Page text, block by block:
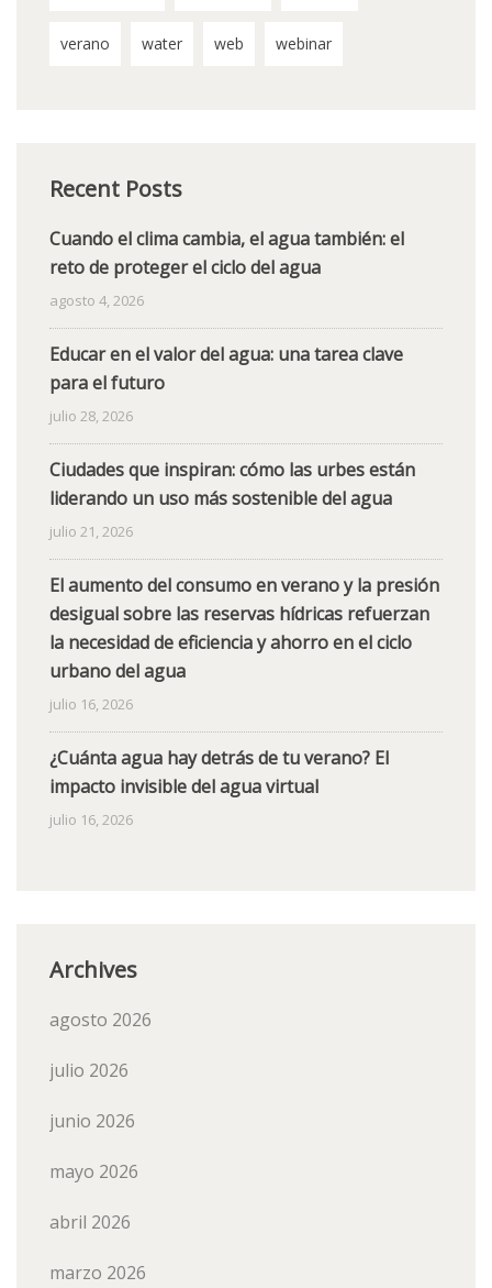
verano water web webinar
Recent Posts
Cuando el clima cambia, el agua también: el
reto de proteger el ciclo del agua
agosto 4, 2026
Educar en el valor del agua: una tarea clave
para el futuro
julio 28, 2026
Ciudades que inspiran: cómo las urbes están
liderando un uso más sostenible del agua
julio 21, 2026
El aumento del consumo en verano y la presión
desigual sobre las reservas hídricas refuerzan
la necesidad de eficiencia y ahorro en el ciclo
urbano del agua
julio 16, 2026
¿Cuánta agua hay detrás de tu verano? El
impacto invisible del agua virtual
julio 16, 2026
Archives
agosto 2026
julio 2026
junio 2026
mayo 2026
abril 2026
marzo 2026